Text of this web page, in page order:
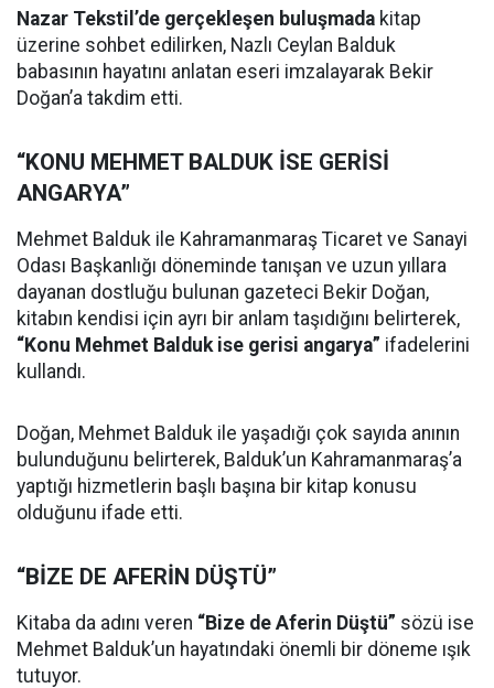
Nazar Tekstil’de gerçekleşen buluşmada kitap
üzerine sohbet edilirken, Nazlı Ceylan Balduk
babasının hayatını anlatan eseri imzalayarak Bekir
Doğan’a takdim etti.
“KONU MEHMET BALDUK İSE GERİSİ
ANGARYA”
Mehmet Balduk ile Kahramanmaraş Ticaret ve Sanayi
Odası Başkanlığı döneminde tanışan ve uzun yıllara
dayanan dostluğu bulunan gazeteci Bekir Doğan,
kitabın kendisi için ayrı bir anlam taşıdığını belirterek,
“Konu Mehmet Balduk ise gerisi angarya” ifadelerini
kullandı.
Doğan, Mehmet Balduk ile yaşadığı çok sayıda anının
bulunduğunu belirterek, Balduk’un Kahramanmaraş’a
yaptığı hizmetlerin başlı başına bir kitap konusu
olduğunu ifade etti.
“BİZE DE AFERİN DÜŞTÜ”
Kitaba da adını veren “Bize de Aferin Düştü” sözü ise
Mehmet Balduk’un hayatındaki önemli bir döneme ışık
tutuyor.